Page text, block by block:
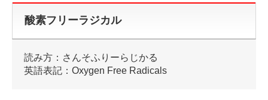
酸素フリーラジカル
読み方：さんそふりーらじかる
英語表記：Oxygen Free Radicals